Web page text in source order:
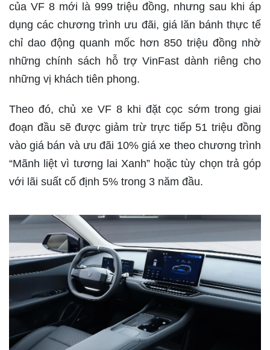
của VF 8 mới là 999 triệu đồng, nhưng sau khi áp
dụng các chương trình ưu đãi, giá lăn bánh thực tế
chỉ dao động quanh mốc hơn 850 triệu đồng nhờ
những chính sách hỗ trợ VinFast dành riêng cho
những vị khách tiên phong.
Theo đó, chủ xe VF 8 khi đặt cọc sớm trong giai
đoạn đầu sẽ được giảm trừ trực tiếp 51 triệu đồng
vào giá bán và ưu đãi 10% giá xe theo chương trình
“Mãnh liệt vì tương lai Xanh” hoặc tùy chọn trả góp
với lãi suất cố định 5% trong 3 năm đầu.